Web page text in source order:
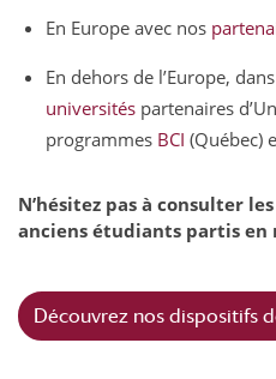
En Europe avec nos
En dehors de l’Europe,
universités partenaires
programmes BCI (Québec)
N’hésitez pas à consulter les
anciens étudiants partis en
Découvrez nos dispositifs